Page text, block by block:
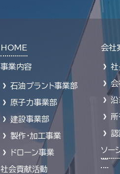
HOME
事業内容
石油プラント事業部
原子力事業部
建設事業部
製作・加工事業
ドローン事業
社会貢献活動
会社
社
会
沿
ソー
ー